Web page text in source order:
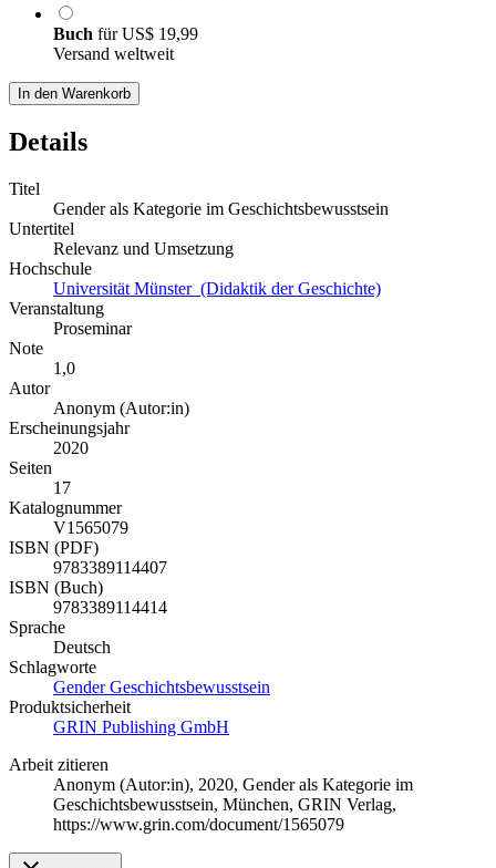
Buch fürUS$ 19,99
Versand weltweit
In den Warenkorb
Details
Titel
Gender als Kategorie im Geschichtsbewusstsein
Untertitel
Relevanz und Umsetzung
Hochschule
Universität Münster (Didaktik der Geschichte)
Veranstaltung
Proseminar
Note
1,0
Autor
Anonym (Autor:in)
Erscheinungsjahr
2020
Seiten
17
Katalognummer
V1565079
ISBN (PDF)
9783389114407
ISBN (Buch)
9783389114414
Sprache
Deutsch
Schlagworte
GenderGeschichtsbewusstsein
Produktsicherheit
GRIN Publishing GmbH
Arbeit zitieren
Anonym (Autor:in), 2020, Gender als Kategorie im
Geschichtsbewusstsein, München, GRIN Verlag,
https://www.grin.com/document/1565079